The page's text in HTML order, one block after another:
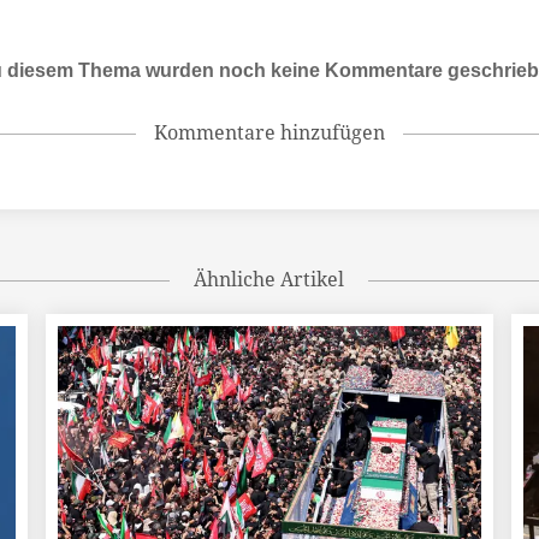
diesem Thema wurden noch keine Kommentare
Kommentare hinzufügen
Ähnliche Artikel